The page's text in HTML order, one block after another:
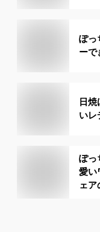
ぽっ
ーで
日
いレ
ぽっ
愛い
ェア